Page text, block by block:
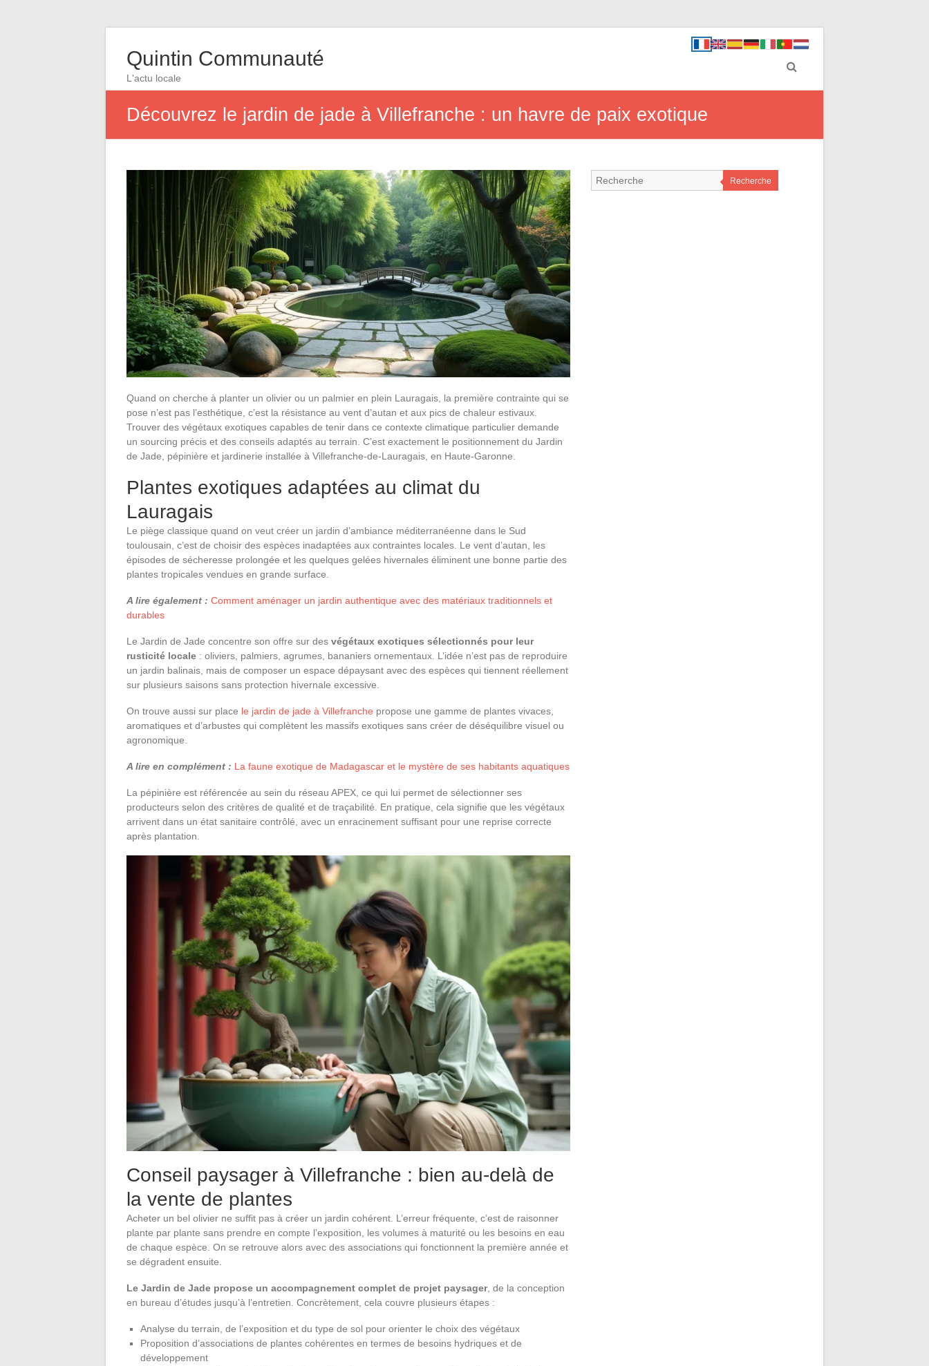
Quintin Communauté
L'actu locale
Découvrez le jardin de jade à Villefranche : un havre de paix exotique
Quand on cherche à planter un olivier ou un palmier en plein Lauragais, la première contrainte qui se
pose n’est pas l’esthétique, c’est la résistance au vent d’autan et aux pics de chaleur estivaux.
Trouver des végétaux exotiques capables de tenir dans ce contexte climatique particulier demande
un sourcing précis et des conseils adaptés au terrain. C’est exactement le positionnement du Jardin
de Jade, pépinière et jardinerie installée à Villefranche-de-Lauragais, en Haute-Garonne.
Plantes exotiques adaptées au climat du
Lauragais
Le piège classique quand on veut créer un jardin d’ambiance méditerranéenne dans le Sud
toulousain, c’est de choisir des espèces inadaptées aux contraintes locales. Le vent d’autan, les
épisodes de sécheresse prolongée et les quelques gelées hivernales éliminent une bonne partie des
plantes tropicales vendues en grande surface.
A lire également : Comment aménager un jardin authentique avec des matériaux traditionnels et
durables
Le Jardin de Jade concentre son offre sur des végétaux exotiques sélectionnés pour leur
rusticité locale : oliviers, palmiers, agrumes, bananiers ornementaux. L’idée n’est pas de reproduire
un jardin balinais, mais de composer un espace dépaysant avec des espèces qui tiennent réellement
sur plusieurs saisons sans protection hivernale excessive.
On trouve aussi sur place le jardin de jade à Villefranche propose une gamme de plantes vivaces,
aromatiques et d’arbustes qui complètent les massifs exotiques sans créer de déséquilibre visuel ou
agronomique.
A lire en complément : La faune exotique de Madagascar et le mystère de ses habitants aquatiques
La pépinière est référencée au sein du réseau APEX, ce qui lui permet de sélectionner ses
producteurs selon des critères de qualité et de traçabilité. En pratique, cela signifie que les végétaux
arrivent dans un état sanitaire contrôlé, avec un enracinement suffisant pour une reprise correcte
après plantation.
Conseil paysager à Villefranche : bien au-delà de
la vente de plantes
Acheter un bel olivier ne suffit pas à créer un jardin cohérent. L’erreur fréquente, c’est de raisonner
plante par plante sans prendre en compte l’exposition, les volumes à maturité ou les besoins en eau
de chaque espèce. On se retrouve alors avec des associations qui fonctionnent la première année et
se dégradent ensuite.
Le Jardin de Jade propose un accompagnement complet de projet paysager, de la conception
en bureau d’études jusqu’à l’entretien. Concrètement, cela couvre plusieurs étapes :
Analyse du terrain, de l’exposition et du type de sol pour orienter le choix des végétaux
Proposition d’associations de plantes cohérentes en termes de besoins hydriques et de
développement
Recherche